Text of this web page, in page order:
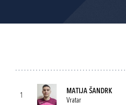
1
MATIJA ŠANDRK
Vratar